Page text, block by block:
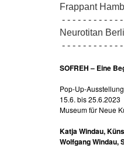
Frappant
- - - - - - - - - - -
Neurotitan
- - - - - - - - - - -
SOFREH – Eine
Pop-Up-Ausstellung
15.6. bis 25.6.2023
Museum für Neue
Katja Windau,
Wolfgang Windau,